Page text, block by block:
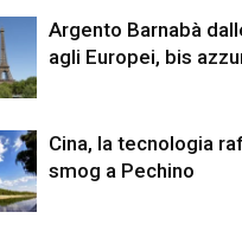
Argento Barnabà
agli Europei, bis
Cina, la tecnologia
smog a Pechino